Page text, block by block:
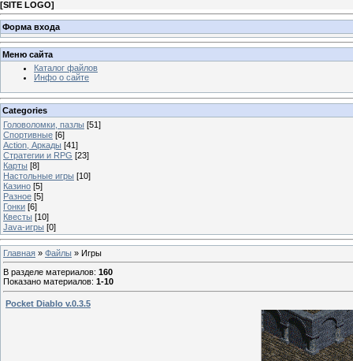
[SITE LOGO]
Форма входа
Меню сайта
Каталог файлов
Инфо о сайте
Categories
Головоломки, пазлы [51]
Спортивные [6]
Action, Аркады [41]
Стратегии и RPG [23]
Карты [8]
Настольные игры [10]
Казино [5]
Разное [5]
Гонки [6]
Квесты [10]
Java-игры [0]
Главная » Файлы » Игры
В разделе материалов: 160
Показано материалов: 1-10
Pocket Diablo v.0.3.5